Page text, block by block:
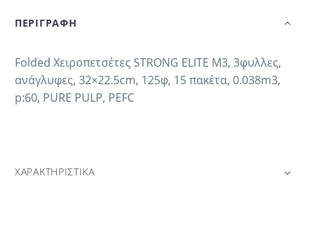
ΠΕΡΙΓΡΑΦΗ
Folded Χειροπετσέτες STRONG ELITE M3, 3φυλλες,
ανάγλυφες, 32×22.5cm, 125φ, 15 πακέτα, 0.038m3,
p:60, PURE PULP, PEFC
ΧΑΡΑΚΤΗΡΙΣΤΙΚΑ